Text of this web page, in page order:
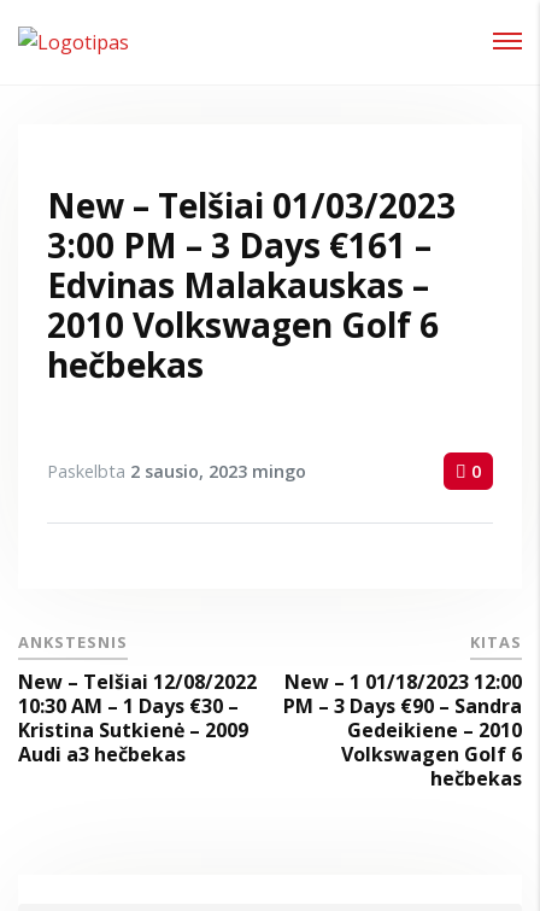
New – Telšiai 01/03/2023
3:00 PM – 3 Days €161 –
Edvinas Malakauskas –
2010 Volkswagen Golf 6
hečbekas
Paskelbta 2 sausio, 2023 mingo 0
ANKSTESNIS
New – Telšiai 12/08/2022
10:30 AM – 1 Days €30 –
Kristina Sutkienė – 2009
Audi a3 hečbekas
KITAS
New – 1 01/18/2023 12:00
PM – 3 Days €90 – Sandra
Gedeikiene – 2010
Volkswagen Golf 6
hečbekas